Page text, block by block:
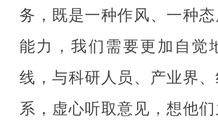
务，既是一种作风、一种
能力，我们需要更加自觉
线，与科研人员、产业界
系，虚心听取意见，想他